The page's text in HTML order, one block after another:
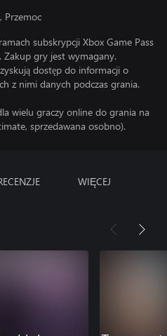
Przemoc
subskrypcji Xbox Game Pass
Zakup gry jest wymagany.
dostęp do informacji o
z nimi danych podczas grania.
wielu graczy online do grania na
sprzedawana osobno).
WIĘCEJ